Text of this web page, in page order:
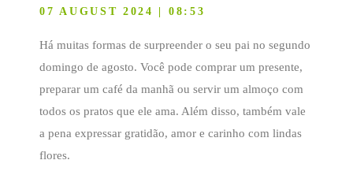
07 AUGUST 2024 | 08:53
Há muitas formas de surpreender o seu pai no segundo
domingo de agosto. Você pode comprar um presente,
preparar um café da manhã ou servir um almoço com
todos os pratos que ele ama. Além disso, também vale
a pena expressar gratidão, amor e carinho com lindas
flores.